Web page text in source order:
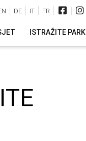
|
DE IT FR
ISTRAŽITE PARK